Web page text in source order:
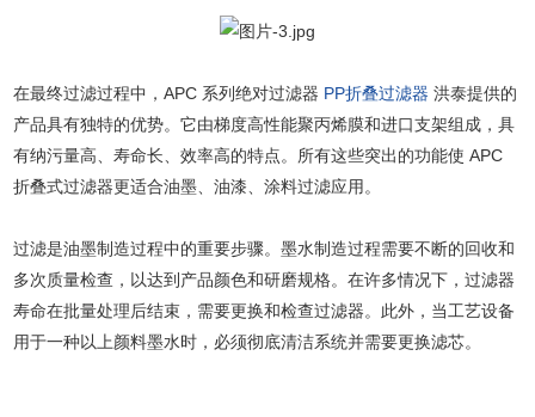
在最终过滤过程中，APC 系列绝对过滤器 PP折叠过滤器 洪泰提供的
产品具有独特的优势。它由梯度高性能聚丙烯膜和进口支架组成，具
有纳污量高、寿命长、效率高的特点。所有这些突出的功能使 APC
折叠式过滤器更适合油墨、油漆、涂料过滤应用。
过滤是油墨制造过程中的重要步骤。墨水制造过程需要不断的回收和
多次质量检查，以达到产品颜色和研磨规格。在许多情况下，过滤器
寿命在批量处理后结束，需要更换和检查过滤器。此外，当工艺设备
用于一种以上颜料墨水时，必须彻底清洁系统并需要更换滤芯。